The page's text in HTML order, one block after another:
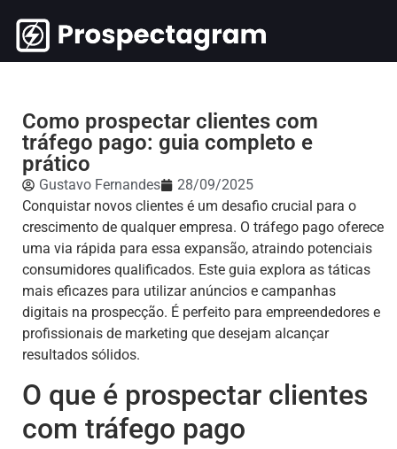
Como prospectar clientes com
tráfego pago: guia completo e
prático
Gustavo Fernandes
28/09/2025
Conquistar novos clientes é um desafio crucial para o
crescimento de qualquer empresa. O tráfego pago oferece
uma via rápida para essa expansão, atraindo potenciais
consumidores qualificados. Este guia explora as táticas
mais eficazes para utilizar anúncios e campanhas
digitais na prospecção. É perfeito para empreendedores e
profissionais de marketing que desejam alcançar
resultados sólidos.
O que é prospectar clientes
com tráfego pago